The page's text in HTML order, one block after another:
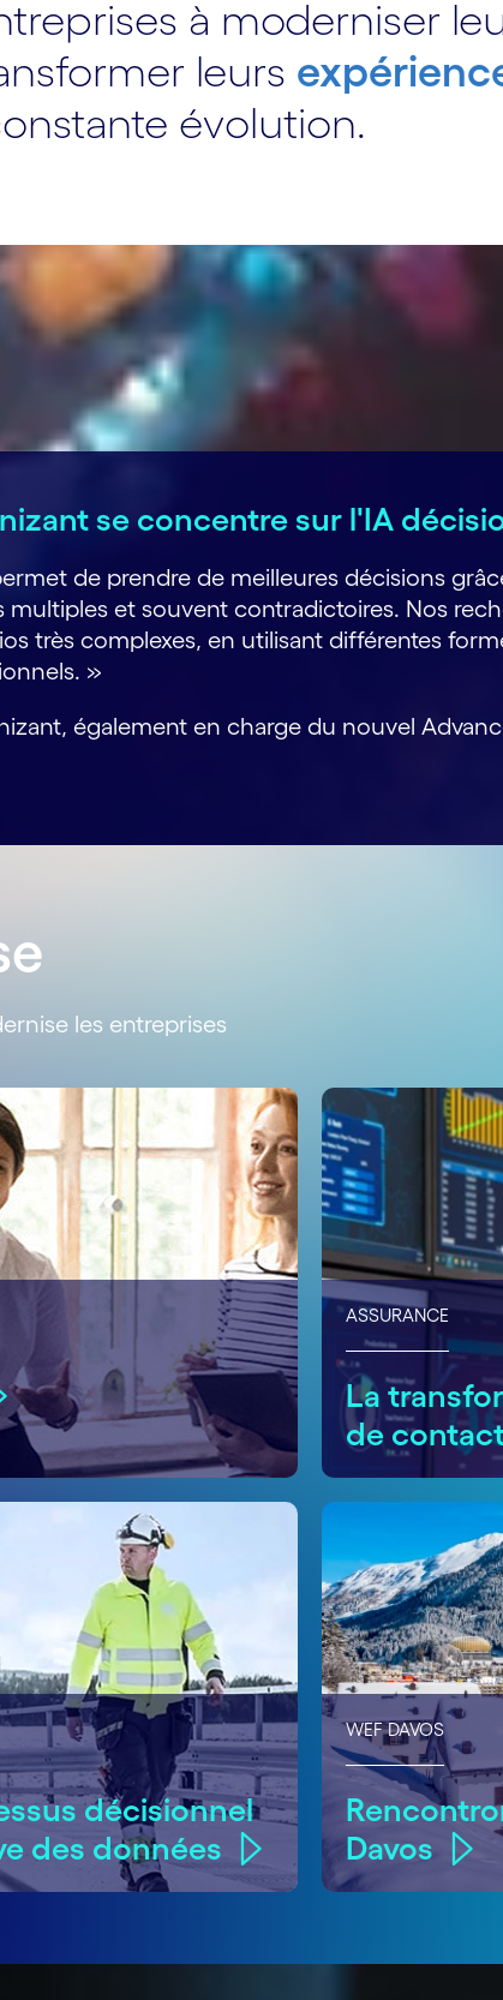
à moderniser
leurs
évolution.
se concentre sur l'IA
de prendre de meilleures décisions
multiples et souvent contradictoires. Nos
très complexes, en utilisant différentes
»
également en charge du nouvel
les entreprises
ASSURANCE
La
de
décisionnel
des données
WEF DAVOS
Davos